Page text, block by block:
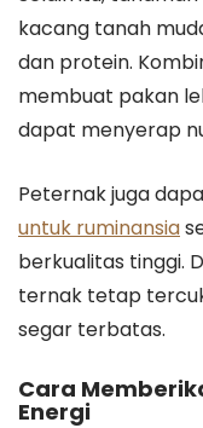
kacang tanah
dan protein.
membuat pakan
dapat menyerap
Peternak juga
untuk ruminansia
berkualitas tinggi.
ternak tetap
segar terbatas.
Cara
Energi